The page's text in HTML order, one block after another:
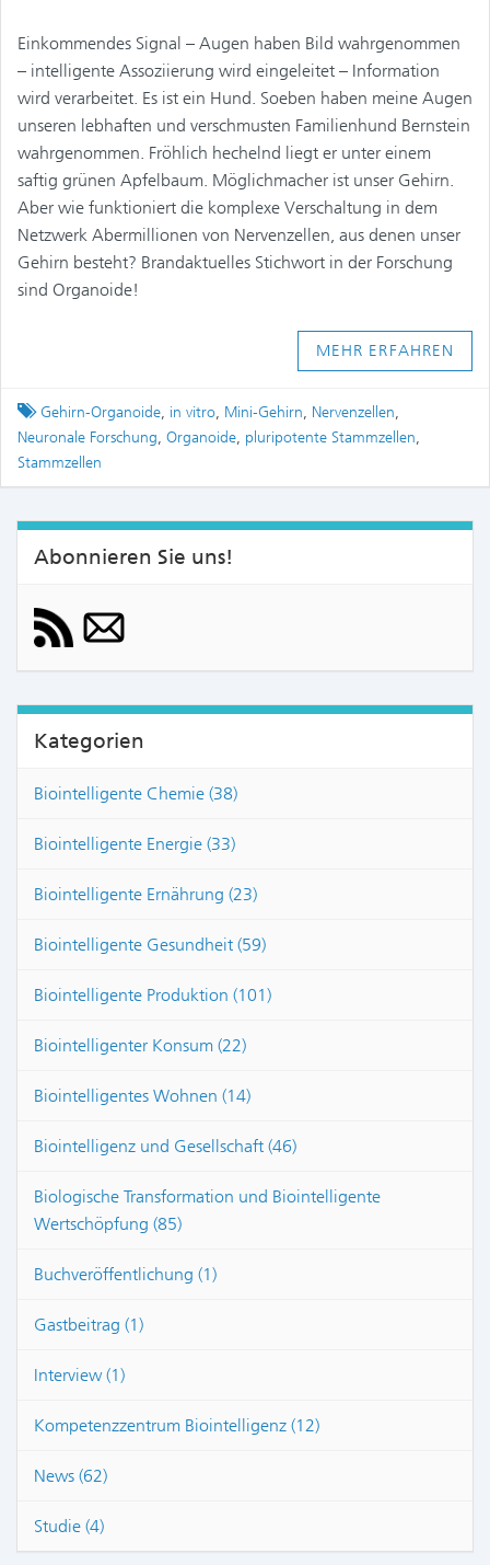
Einkommendes Signal – Augen haben Bild wahrgenommen
– intelligente Assoziierung wird eingeleitet – Information
wird verarbeitet. Es ist ein Hund. Soeben haben meine Augen
unseren lebhaften und verschmusten Familienhund Bernstein
wahrgenommen. Fröhlich hechelnd liegt er unter einem
saftig grünen Apfelbaum. Möglichmacher ist unser Gehirn.
Aber wie funktioniert die komplexe Verschaltung in dem
Netzwerk Abermillionen von Nervenzellen, aus denen unser
Gehirn besteht? Brandaktuelles Stichwort in der Forschung
sind Organoide!
MEHR ERFAHREN
Tagged
Gehirn-Organoide, in vitro, Mini-Gehirn, Nervenzellen,
Neuronale Forschung, Organoide, pluripotente Stammzellen,
Stammzellen
Abonnieren Sie uns!
Kategorien
Biointelligente Chemie (38)
Biointelligente Energie (33)
Biointelligente Ernährung (23)
Biointelligente Gesundheit (59)
Biointelligente Produktion (101)
Biointelligenter Konsum (22)
Biointelligentes Wohnen (14)
Biointelligenz und Gesellschaft (46)
Biologische Transformation und Biointelligente
Wertschöpfung (85)
Buchveröffentlichung (1)
Gastbeitrag (1)
Interview (1)
Kompetenzzentrum Biointelligenz (12)
News (62)
Studie (4)